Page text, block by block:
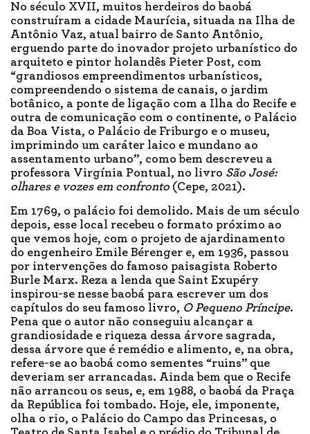
No século XVII, muitos herdeiros do baobá
construíram a cidade Maurícia, situada na Ilha de
Antônio Vaz, atual bairro de Santo Antônio,
erguendo parte do inovador projeto urbanístico do
arquiteto e pintor holandês Pieter Post, com
“grandiosos empreendimentos urbanísticos,
compreendendo o sistema de canais, o jardim
botânico, a ponte de ligação com a Ilha do Recife e
outra de comunicação com o continente, o Palácio
da Boa Vista, o Palácio de Friburgo e o museu,
imprimindo um caráter laico e mundano ao
assentamento urbano”, como bem descreveu a
professora Virgínia Pontual, no livro São José:
olhares e vozes em confronto (Cepe, 2021).
Em 1769, o palácio foi demolido. Mais de um século
depois, esse local recebeu o formato próximo ao
que vemos hoje, com o projeto de ajardinamento
do engenheiro Emile Bérenger e, em 1936, passou
por intervenções do famoso paisagista Roberto
Burle Marx. Reza a lenda que Saint Exupéry
inspirou-se nesse baobá para escrever um dos
capítulos do seu famoso livro, O Pequeno Príncipe.
Pena que o autor não conseguiu alcançar a
grandiosidade e riqueza dessa árvore sagrada,
dessa árvore que é remédio e alimento, e, na obra,
refere-se ao baobá como sementes “ruins” que
deveriam ser arrancadas. Ainda bem que o Recife
não arrancou os seus, e, em 1988, o baobá da Praça
da República foi tombado. Hoje, ele, imponente,
olha o rio, o Palácio do Campo das Princesas, o